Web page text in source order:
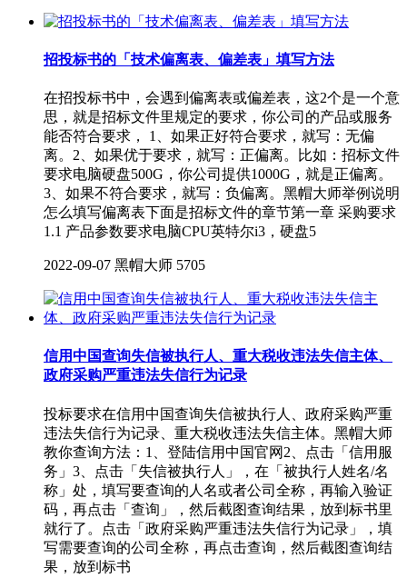
招投标书的「技术偏离表、偏差表」填写方法
在招投标书中，会遇到偏离表或偏差表，这2个是一个意
思，就是招标文件里规定的要求，你公司的产品或服务
能否符合要求， 1、如果正好符合要求，就写：无偏
离。2、如果优于要求，就写：正偏离。比如：招标文件
要求电脑硬盘500G，你公司提供1000G，就是正偏离。
3、如果不符合要求，就写：负偏离。黑帽大师举例说明
怎么填写偏离表下面是招标文件的章节第一章 采购要求
1.1 产品参数要求电脑CPU英特尔i3，硬盘5
2022-09-07 黑帽大师 5705
信用中国查询失信被执行人、重大税收违法失信主体、
政府采购严重违法失信行为记录
投标要求在信用中国查询失信被执行人、政府采购严重
违法失信行为记录、重大税收违法失信主体。黑帽大师
教你查询方法：1、登陆信用中国官网2、点击「信用服
务」3、点击「失信被执行人」，在「被执行人姓名/名
称」处，填写要查询的人名或者公司全称，再输入验证
码，再点击「查询」，然后截图查询结果，放到标书里
就行了。点击「政府采购严重违法失信行为记录」，填
写需要查询的公司全称，再点击查询，然后截图查询结
果，放到标书